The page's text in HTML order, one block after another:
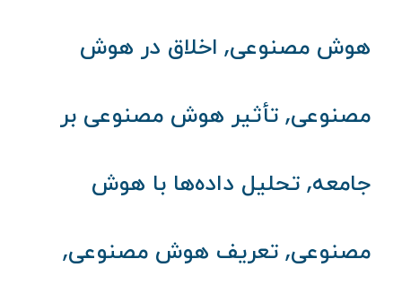
هوش مصنوعی, اخلاق در هوش
مصنوعی, تأثیر هوش مصنوعی بر
جامعه, تحلیل داده‌ها با هوش
مصنوعی, تعریف هوش مصنوعی,